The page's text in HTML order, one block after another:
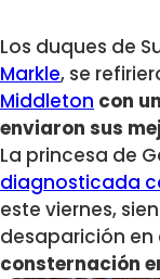
Los duques de
Markle, se
Middleton con
enviaron sus
La princesa de
diagnosticada
este viernes,
desaparición
consternación